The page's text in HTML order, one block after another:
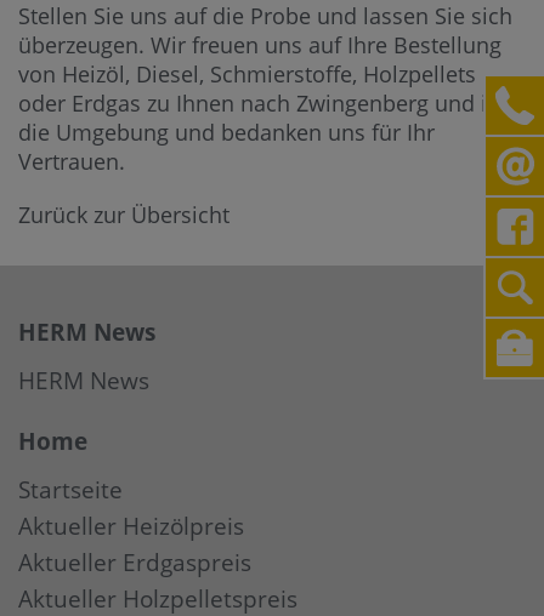
Stellen Sie uns auf die Probe und lassen Sie sich
überzeugen. Wir freuen uns auf Ihre Bestellung
von Heizöl, Diesel, Schmierstoffe, Holzpellets
oder Erdgas zu Ihnen nach Zwingenberg und in
die Umgebung und bedanken uns für Ihr
Vertrauen.
Zurück zur Übersicht
HERM News
HERM News
Home
Startseite
Aktueller Heizölpreis
Aktueller Erdgaspreis
Aktueller Holzpelletspreis